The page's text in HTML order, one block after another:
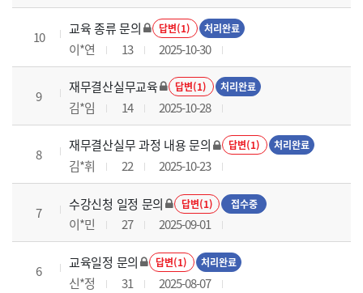
10
교육 종류 문의 답변(1) 처리완료
이*연 13 2025-10-30
9
재무결산실무교육 답변(1) 처리완료
김*임 14 2025-10-28
8
재무결산실무 과정 내용 문의 답변(1) 처리완료
김*휘 22 2025-10-23
7
수강신청 일정 문의 답변(1) 접수중
이*민 27 2025-09-01
6
교육일정 문의 답변(1) 처리완료
신*정 31 2025-08-07